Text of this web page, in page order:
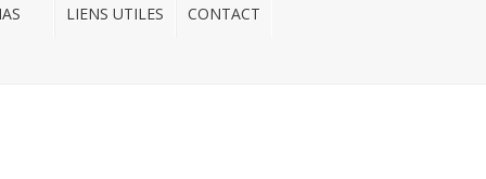
LIENS UTILES CONTACT